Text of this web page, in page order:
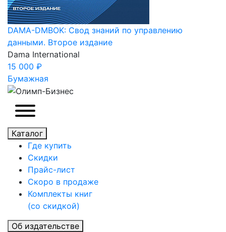
DAMA-DMBOK: Свод знаний по управлению
данными. Второе издание
Dama International
15 000 ₽
Бумажная
Каталог
Где купить
Скидки
Прайc-лист
Скоро в продаже
Комплекты книг
(со скидкой)
Об издательстве